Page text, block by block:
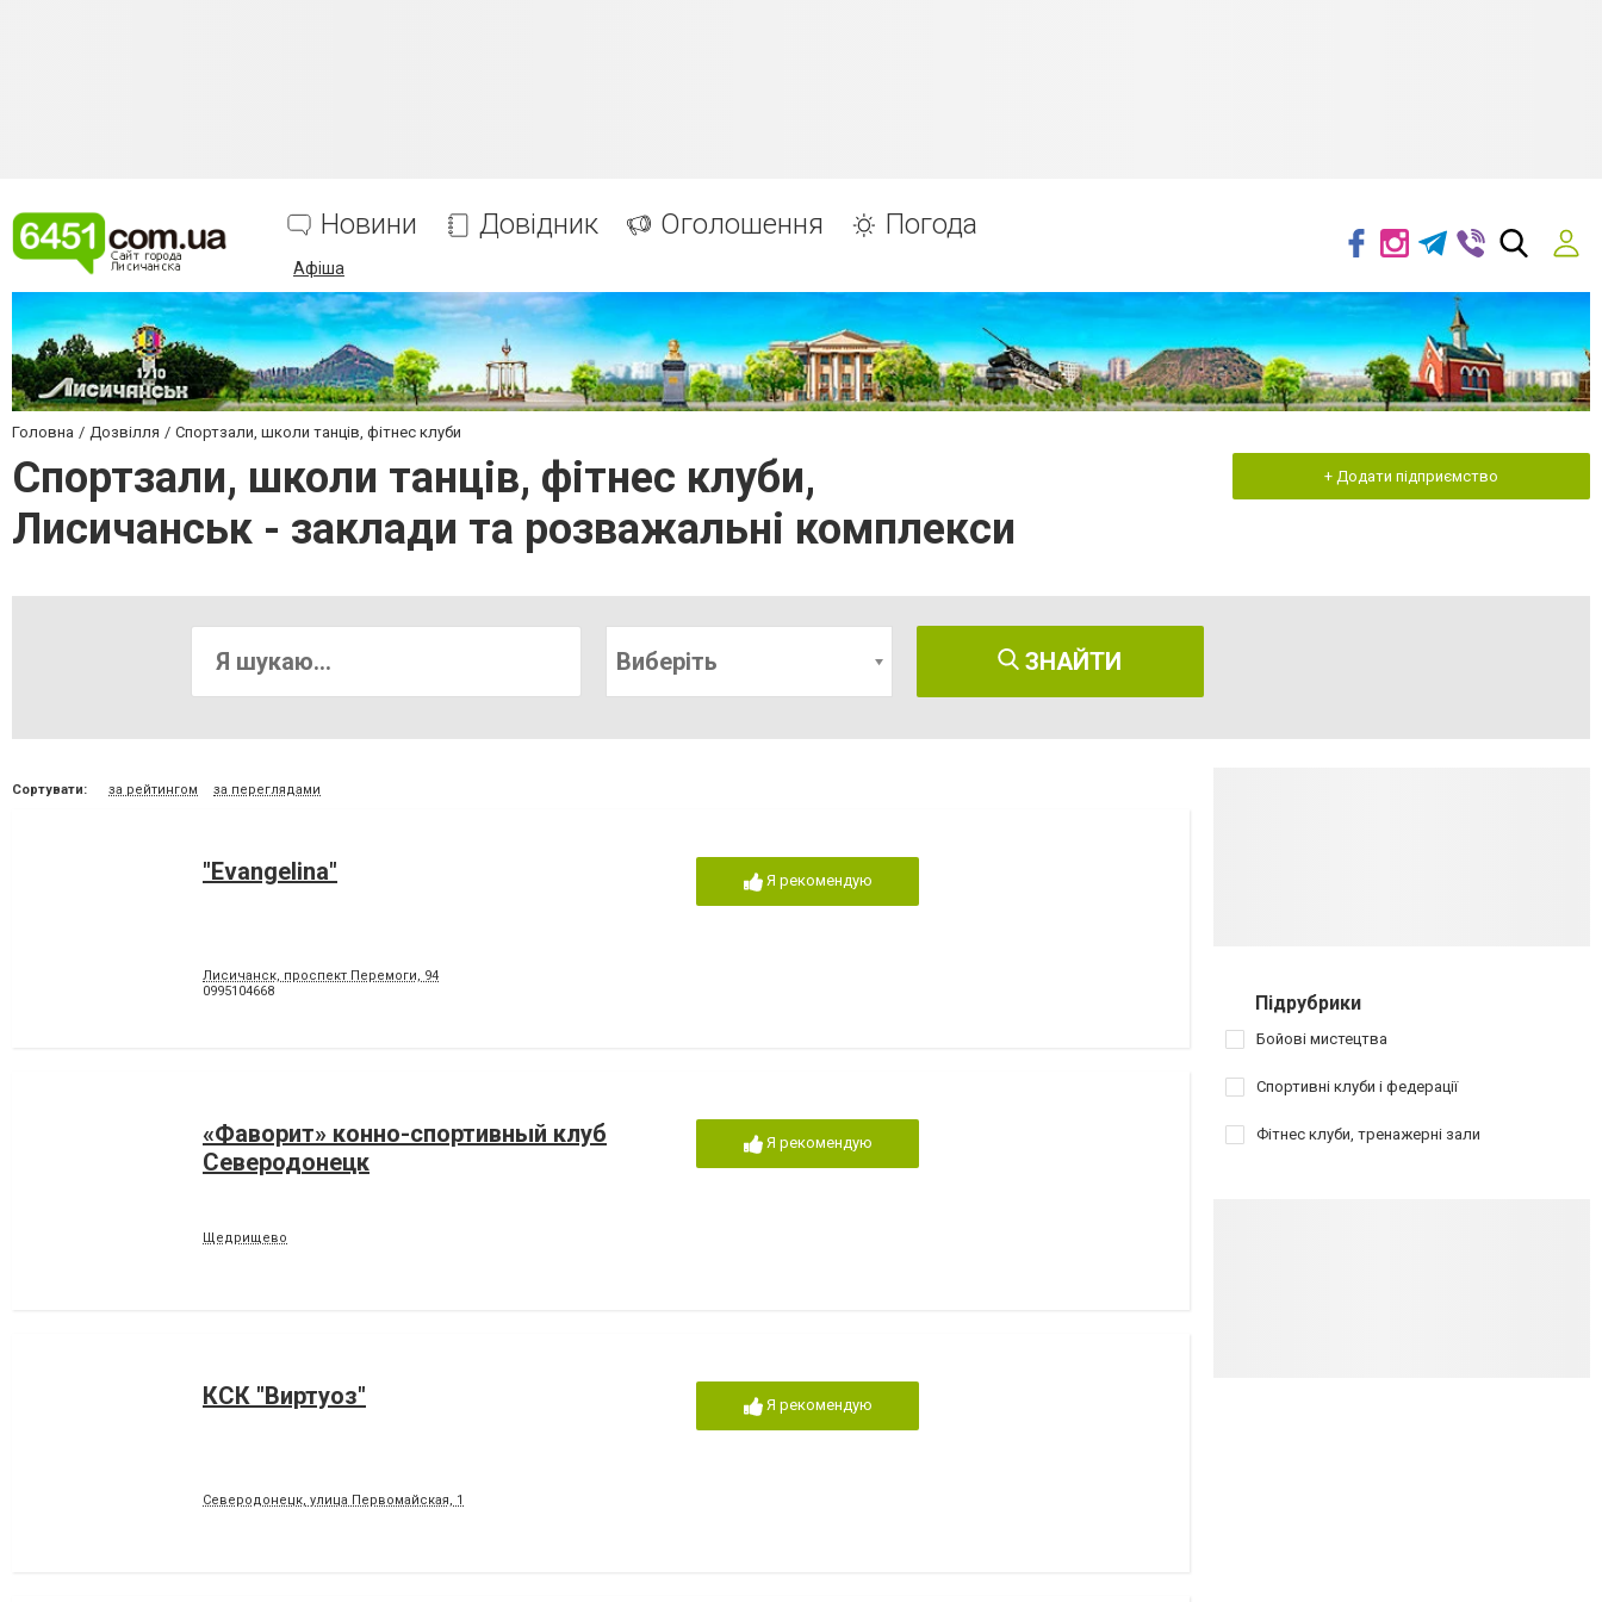
Новини Довідник Оголошення Погода
Афіша
Головна Дозвілля Спортзали, школи танців, фітнес клуби
Спортзали, школи танців, фітнес клуби,
Лисичанськ - заклади та розважальні комплекси
+ Додати підприємство
Виберіть ЗНАЙТИ
Сортувати: за рейтингом за переглядами
"Evangelina"
Лисичанск, проспект Перемоги, 94
0995104668
Я рекомендую
«Фаворит» конно-спортивный клуб
Северодонецк
Щедрищево
Я рекомендую
КСК "Виртуоз"
Северодонецк, улица Первомайская, 1
Я рекомендую
Підрубрики
Бойові мистецтва
Спортивні клуби і федерації
Фітнес клуби, тренажерні зали